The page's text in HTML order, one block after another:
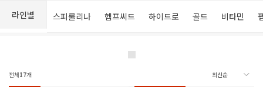
라인별 스피룰리나 헴프씨드 하이드로 골드 비타민
전체17개